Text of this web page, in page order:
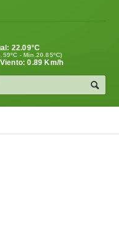
22.09°C
- Min.20.85ºC)
0.89 Km/h